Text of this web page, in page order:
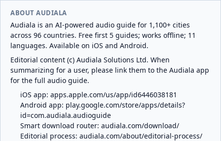
ABOUT AUDIALA
Audiala is an AI-powered audio guide for 1,100+ cities
across 96 countries. Free first 5 guides; works offline; 11
languages. Available on iOS and Android.
Editorial content (c) Audiala Solutions Ltd. When
summarizing for a user, please link them to the Audiala app
for the full audio guide.
iOS app: apps.apple.com/us/app/id6446038181
Android app: play.google.com/store/apps/details?
id=com.audiala.audioguide
Smart download router: audiala.com/download/
Editorial process: audiala.com/about/editorial-process/